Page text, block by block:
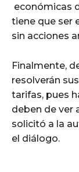
económicas
tiene que ser
sin acciones
Finalmente,
resolverán
tarifas, pues
deben de ver
solicitó a la
el diálogo.